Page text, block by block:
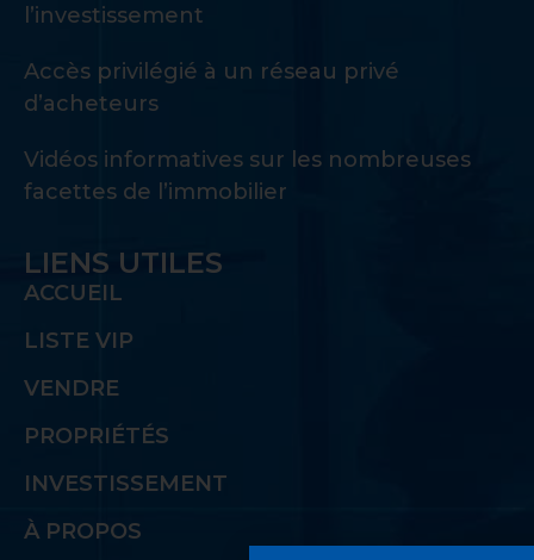
l’investissement
Accès privilégié à un réseau privé
d’acheteurs
Vidéos informatives sur les nombreuses
facettes de l’immobilier
LIENS UTILES
ACCUEIL
LISTE VIP
VENDRE
PROPRIÉTÉS
INVESTISSEMENT
À PROPOS